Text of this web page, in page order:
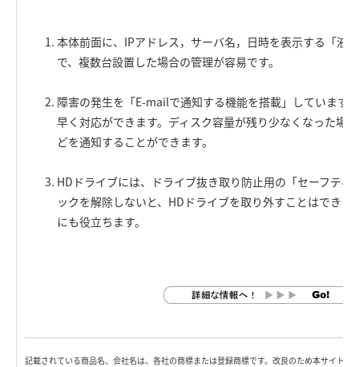
本体前面に、IPアドレス，サーバ名，日時を表示する「液
で、複数台設置した場合の管理が容易です。
障害の発生を「E-mailで通知する機能を搭載」しています
早く対応ができます。ディスク容量が残り少なくなった場
どを通知することができます。
HDドライブには、ドライブ抜き取り防止用の「セーフティ
ックを解除しないと、HDドライブを取り外すことはできま
にも役立ちます。
記載されている商品名、会社名は、各社の商標または登録商標です。改良のため本サイト内